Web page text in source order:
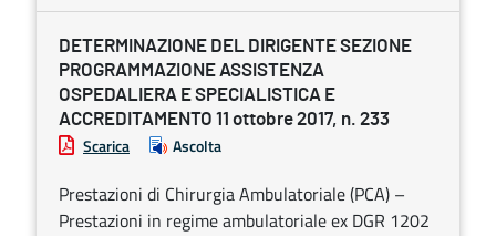
DETERMINAZIONE DEL DIRIGENTE SEZIONE
PROGRAMMAZIONE ASSISTENZA
OSPEDALIERA E SPECIALISTICA E
ACCREDITAMENTO 11 ottobre 2017, n. 233
Scarica Ascolta
Prestazioni di Chirurgia Ambulatoriale (PCA) –
Prestazioni in regime ambulatoriale ex DGR 1202